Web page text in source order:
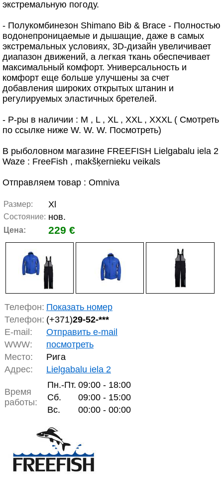
экстремальную погоду.
- Полукомбинезон Shimano Bib & Brace - Полностью
водонепроницаемые и дышащие, даже в самых
экстремальных условиях, 3D-дизайн увеличивает
диапазон движений, а легкая ткань обеспечивает
максимальный комфорт. Универсальность и
комфорт еще больше улучшены за счет
добавления широких открытых штанин и
регулируемых эластичных бретелей.
- Р-ры в наличии : M , L , XL , XXL , XXXL ( Смотреть
по ссылке ниже W. W. W. Посмотреть)
В рыболовном магазине FREEFISH Lielgabalu iela 2
Waze : FreeFish , makšķernieku veikals
Отправляем товар : Omniva
Размер: Xl
Состояние: нов.
Цена: 229 €
Телефон: Показать номер
Телефон: (+371)29-52-***
E-mail:
Отправить e-mail
WWW:
посмотреть
Место:
Рига
Адрес:
Lielgabalu iela 2
Время
работы:
Пн.-Пт. 09:00 - 18:00
Сб.
09:00 - 15:00
Вс.
00:00 - 00:00